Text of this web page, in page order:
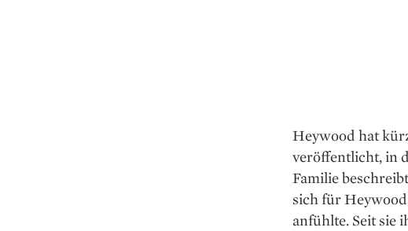
Heywood hat
veröffentlicht, in
Familie
sich für
anfühlte. Seit sie